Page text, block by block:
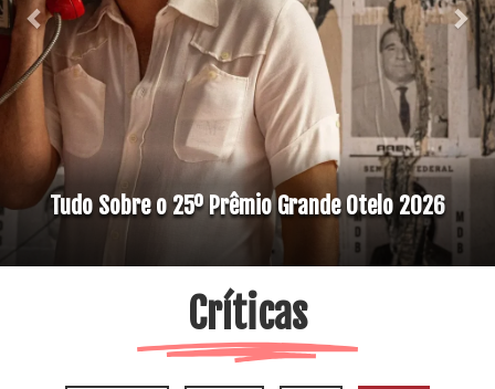
Tudo Sobre o 25º Prêmio Grande Otelo 2026
Críticas